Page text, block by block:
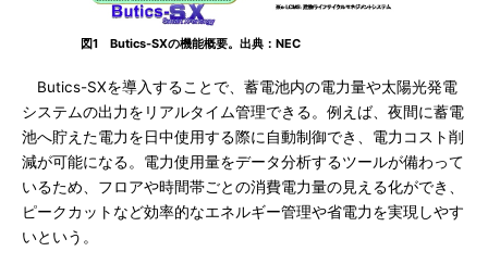
図1 Butics-SXの機能概要。出典：NEC
Butics-SXを導入することで、蓄電池内の電力量や太陽光発電
システムの出力をリアルタイム管理できる。例えば、夜間に蓄電
池へ貯えた電力を日中使用する際に自動制御でき、電力コスト削
減が可能になる。電力使用量をデータ分析するツールが備わって
いるため、フロアや時間帯ごとの消費電力量の見える化ができ、
ピークカットなど効率的なエネルギー管理や省電力を実現しやす
いという。